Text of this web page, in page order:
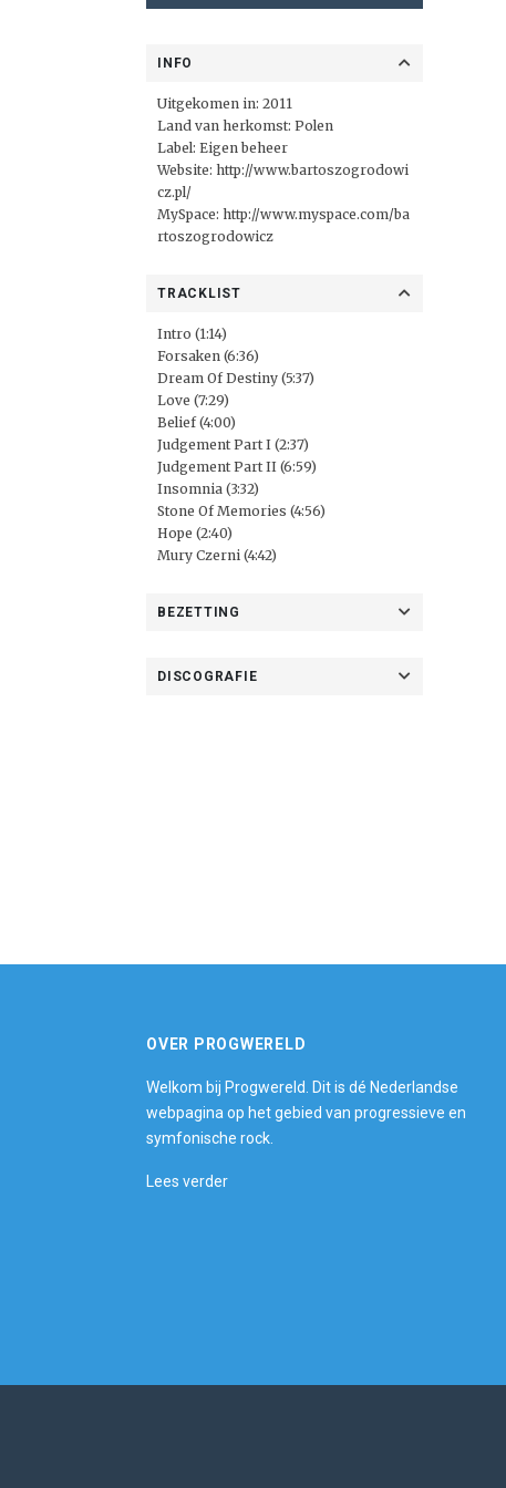
INFO
Uitgekomen in: 2011
Land van herkomst: Polen
Label: Eigen beheer
Website: http://www.bartoszogrodowi
cz.pl/
MySpace: http://www.myspace.com/ba
rtoszogrodowicz
TRACKLIST
Intro (1:14)
Forsaken (6:36)
Dream Of Destiny (5:37)
Love (7:29)
Belief (4:00)
Judgement Part I (2:37)
Judgement Part II (6:59)
Insomnia (3:32)
Stone Of Memories (4:56)
Hope (2:40)
Mury Czerni (4:42)
BEZETTING
DISCOGRAFIE
OVER PROGWERELD
Welkom bij Progwereld. Dit is dé Nederlandse
webpagina op het gebied van progressieve en
symfonische rock.
Lees verder